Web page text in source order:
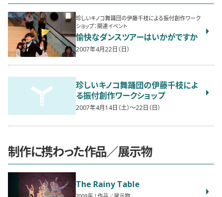
珍しいキノコ舞踊団の伊藤千枝による振付創作ワーク
ショップ：関連イベント
愉快なダンスツアーはいかがですか
2007年4月22日（日）
珍しいキノコ舞踊団の伊藤千枝によ
る振付創作ワークショップ
2007年4月14日（土）〜22日（日）
制作に携わった作品／展示物
The Rainy Table
2009
作品／展示物